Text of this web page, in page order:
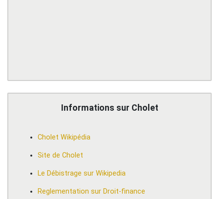
Informations sur Cholet
Cholet Wikipédia
Site de Cholet
Le Débistrage sur Wikipedia
Reglementation sur Droit-finance